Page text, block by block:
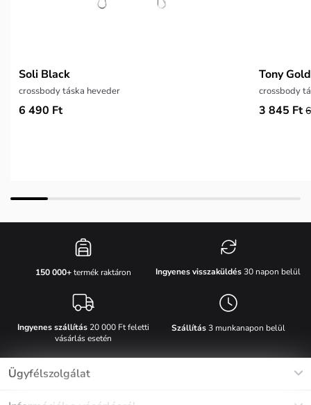
Soli Black
crossbody táska heveder
6 490 Ft
Tony Gold
crossbody
3 845 Ft
150 000+termék raktáron Ingyenes visszaküldés30 napon belül
Ingyenes szállítás20 000 Ft feletti
vásárlás esetén
Szállítás3 munkanapon belül
Ügyfélszolgálat